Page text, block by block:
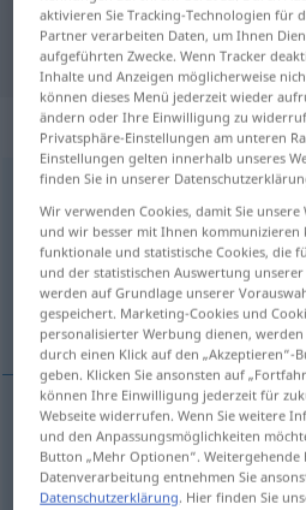
"ermitteln"
„ermitteln“
ermitteln
Übersicht aller
(Für mehr Details die Übersetzung
pronaći , provesti istragu
pronaći(-alaziti) ermitteln
provesti(-oditi) istragu
aktivieren Sie Tracking-Technologien für
Partner verarbeiten Daten, um Ihnen
aufgeführten Zwecke. Wenn Tracker
Inhalte und Anzeigen möglicherweise
können dieses Menü jederzeit wieder
ändern oder Ihre Einwilligung zu
Privatsphäre-Einstellungen am unteren
Einstellungen gelten innerhalb unseres
finden Sie in unserer
Wir verwenden Cookies, damit Sie
und wir besser mit Ihnen kommunizieren
funktionale und statistische Cookies, die
und der statistischen Auswertung
werden auf Grundlage unserer
gespeichert. Marketing-Cookies und
personalisierter Werbung dienen,
durch einen Klick auf den „Akzeptieren“-
geben. Klicken Sie ansonsten auf
können Ihre Einwilligung jederzeit für
Webseite widerrufen. Wenn Sie weitere
und den Anpassungsmöglichkeiten
Button „Mehr Optionen“. Weitergehende
Datenverarbeitung entnehmen Sie
Datenschutzerklärung. Hier finden Sie